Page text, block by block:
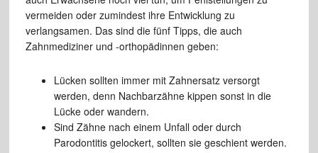
vermeiden oder zumindest ihre Entwicklung zu
verlangsamen. Das sind die fünf Tipps, die auch
Zahnmediziner und -orthopädinnen geben:
Lücken sollten immer mit Zahnersatz versorgt
werden, denn Nachbarzähne kippen sonst in die
Lücke oder wandern.
Sind Zähne nach einem Unfall oder durch
Parodontitis gelockert, sollten sie geschient werden.